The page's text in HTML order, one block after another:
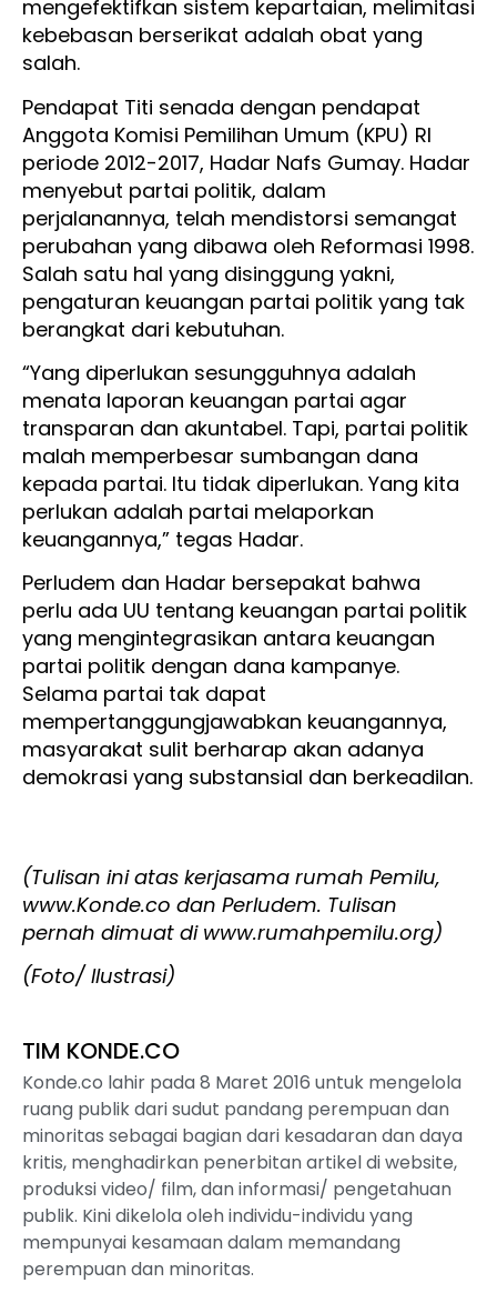
mengefektifkan sistem kepartaian, melimitasi
kebebasan berserikat adalah obat yang
salah.
Pendapat Titi senada dengan pendapat
Anggota Komisi Pemilihan Umum (KPU) RI
periode 2012-2017, Hadar Nafs Gumay. Hadar
menyebut partai politik, dalam
perjalanannya, telah mendistorsi semangat
perubahan yang dibawa oleh Reformasi 1998.
Salah satu hal yang disinggung yakni,
pengaturan keuangan partai politik yang tak
berangkat dari kebutuhan.
“Yang diperlukan sesungguhnya adalah
menata laporan keuangan partai agar
transparan dan akuntabel. Tapi, partai politik
malah memperbesar sumbangan dana
kepada partai. Itu tidak diperlukan. Yang kita
perlukan adalah partai melaporkan
keuangannya,” tegas Hadar.
Perludem dan Hadar bersepakat bahwa
perlu ada UU tentang keuangan partai politik
yang mengintegrasikan antara keuangan
partai politik dengan dana kampanye.
Selama partai tak dapat
mempertanggungjawabkan keuangannya,
masyarakat sulit berharap akan adanya
demokrasi yang substansial dan berkeadilan.
(Tulisan ini atas kerjasama rumah Pemilu,
www.Konde.co dan Perludem. Tulisan
pernah dimuat di www.rumahpemilu.org)
(Foto/ Ilustrasi)
TIM KONDE.CO
Konde.co lahir pada 8 Maret 2016 untuk mengelola
ruang publik dari sudut pandang perempuan dan
minoritas sebagai bagian dari kesadaran dan daya
kritis, menghadirkan penerbitan artikel di website,
produksi video/ film, dan informasi/ pengetahuan
publik. Kini dikelola oleh individu-individu yang
mempunyai kesamaan dalam memandang
perempuan dan minoritas.